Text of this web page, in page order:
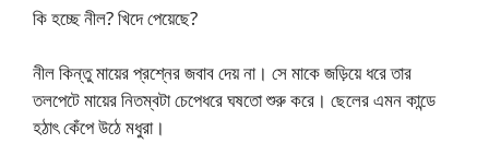
কি হচ্ছে নীল? খিদে পেয়েছে?
নীল কিন্তু মায়ের প্রশ্নের জবাব দেয় না। সে মাকে জড়িয়ে ধরে তার
তলপেটে মায়ের নিতম্বটা চেপেধরে ঘষতো শুরু করে। ছেলের এমন কান্ডে
হঠাৎ কেঁপে উঠে মধুরা।